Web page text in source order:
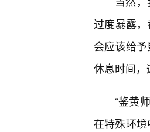
过度暴露
会应该给
休息时间，
“鉴黄
在特殊环